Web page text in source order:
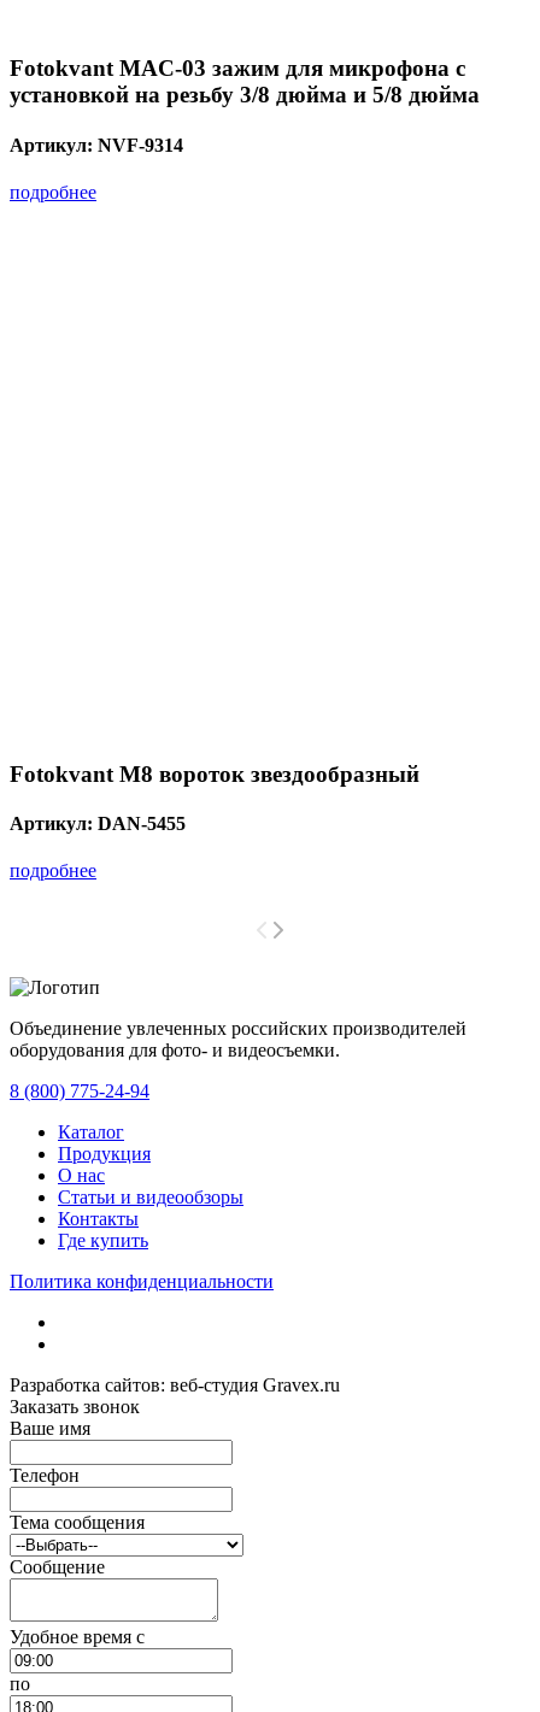
Fotokvant MAC-03 зажим для микрофона с
установкой на резьбу 3/8 дюйма и 5/8 дюйма
Артикул: NVF-9314
подробнее
Fotokvant M8 вороток звездообразный
Артикул: DAN-5455
подробнее
Объединение увлеченных российских производителей
оборудования для фото- и видеосъемки.
8 (800) 775-24-94
Каталог
Продукция
О нас
Статьи и видеообзоры
Контакты
Где купить
Политика конфиденциальности
Разработка сайтов: веб-студия Gravex.ru
Заказать звонок
Ваше имя
Телефон
Тема сообщения
Сообщение
Удобное время c
по